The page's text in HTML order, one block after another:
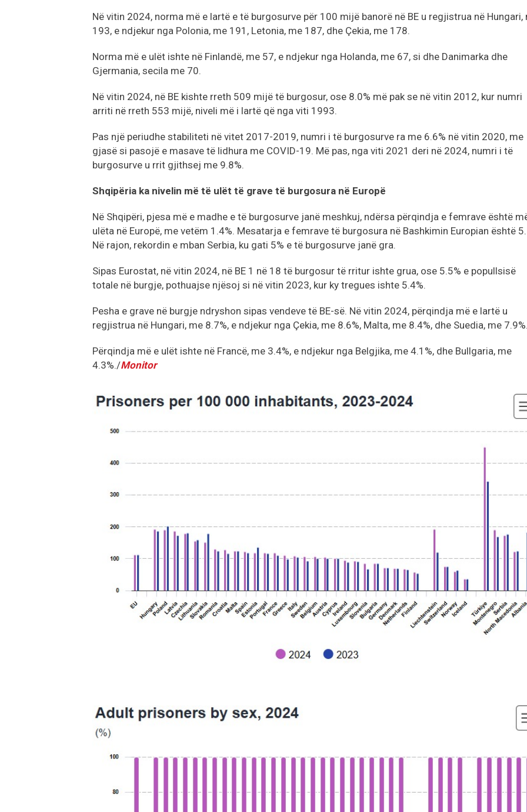
Në vitin 2024, norma më e lartë e të burgosurve për 100 mijë banorë në BE u regjistrua në Hungari,
193, e ndjekur nga Polonia, me 191, Letonia, me 187, dhe Çekia, me 178.
Norma më e ulët ishte në Finlandë, me 57, e ndjekur nga Holanda, me 67, si dhe Danimarka dhe
Gjermania, secila me 70.
Në vitin 2024, në BE kishte rreth 509 mijë të burgosur, ose 8.0% më pak se në vitin 2012, kur numri
arriti në rreth 553 mijë, niveli më i lartë që nga viti 1993.
Pas një periudhe stabiliteti në vitet 2017-2019, numri i të burgosurve ra me 6.6% në vitin 2020, me
gjasë si pasojë e masave të lidhura me COVID-19. Më pas, nga viti 2021 deri në 2024, numri i të
burgosurve u rrit gjithsej me 9.8%.
Shqipëria ka nivelin më të ulët të grave të burgosura në Europë
Në Shqipëri, pjesa më e madhe e të burgosurve janë meshkuj, ndërsa përqindja e femrave është
ulëta në Europë, me vetëm 1.4%. Mesatarja e femrave të burgosura në Bashkimin Europian është
Në rajon, rekordin e mban Serbia, ku gati 5% e të burgosurve janë gra.
Sipas Eurostat, në vitin 2024, në BE 1 në 18 të burgosur të rritur ishte grua, ose 5.5% e popullsisë
totale në burgje, pothuajse njësoj si në vitin 2023, kur ky tregues ishte 5.4%.
Pesha e grave në burgje ndryshon sipas vendeve të BE-së. Në vitin 2024, përqindja më e lartë u
regjistrua në Hungari, me 8.7%, e ndjekur nga Çekia, me 8.6%, Malta, me 8.4%, dhe Suedia, me
Përqindja më e ulët ishte në Francë, me 3.4%, e ndjekur nga Belgjika, me 4.1%, dhe Bullgaria, me
4.3%./Monitor